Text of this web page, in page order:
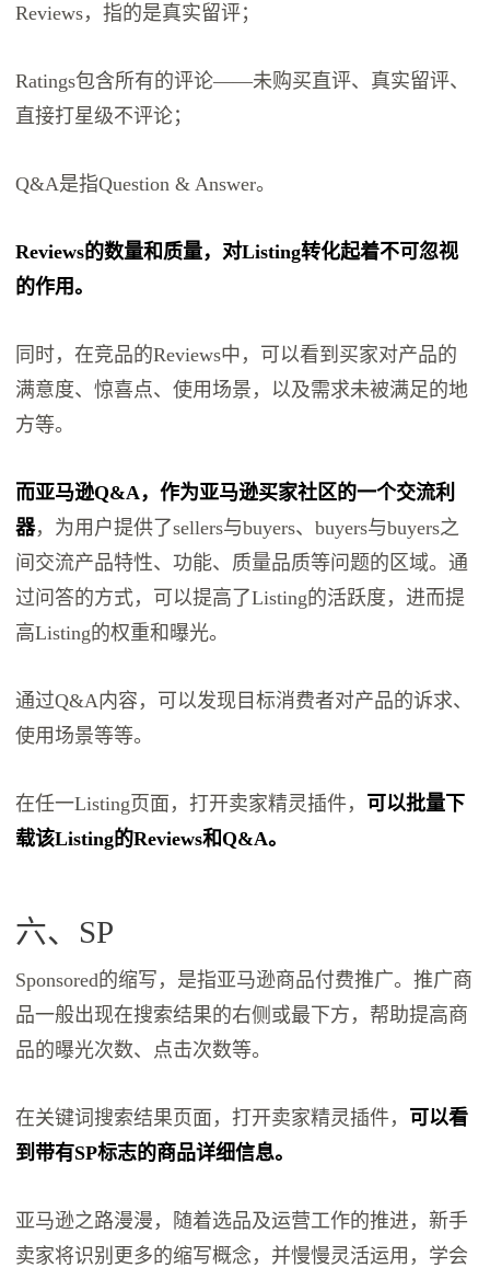
Reviews，指的是真实留评；
Ratings包含所有的评论——未购买直评、真实留评、
直接打星级不评论；
Q&A是指Question & Answer。
Reviews的数量和质量，对Listing转化起着不可忽视
的作用。
同时，在竞品的Reviews中，可以看到买家对产品的
满意度、惊喜点、使用场景，以及需求未被满足的地
方等。
而亚马逊Q&A，作为亚马逊买家社区的一个交流利
器，为用户提供了sellers与buyers、buyers与buyers之
间交流产品特性、功能、质量品质等问题的区域。通
过问答的方式，可以提高了Listing的活跃度，进而提
高Listing的权重和曝光。
通过Q&A内容，可以发现目标消费者对产品的诉求、
使用场景等等。
在任一Listing页面，打开卖家精灵插件， 可以批量下
载该Listing的Reviews和Q&A。
六、SP
Sponsored的缩写，是指亚马逊商品付费推广。推广商
品一般出现在搜索结果的右侧或最下方，帮助提高商
品的曝光次数、点击次数等。
在关键词搜索结果页面，打开卖家精灵插件， 可以看
到带有SP标志的商品详细信息。
亚马逊之路漫漫，随着选品及运营工作的推进，新手
卖家将识别更多的缩写概念，并慢慢灵活运用，学会